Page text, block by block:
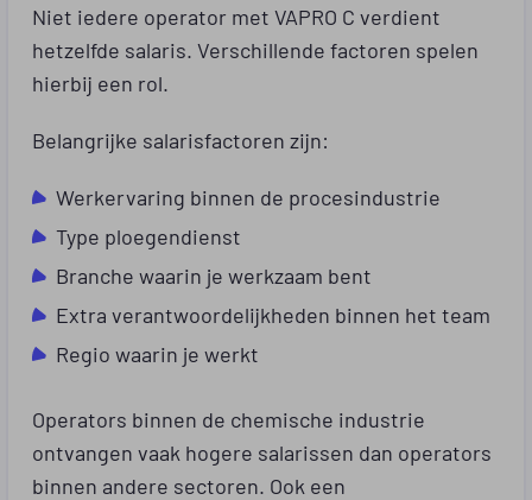
Niet iedere operator met VAPRO C verdient
hetzelfde salaris. Verschillende factoren spelen
hierbij een rol.
Belangrijke salarisfactoren zijn:
Werkervaring binnen de procesindustrie
Type ploegendienst
Branche waarin je werkzaam bent
Extra verantwoordelijkheden binnen het team
Regio waarin je werkt
Operators binnen de chemische industrie
ontvangen vaak hogere salarissen dan operators
binnen andere sectoren. Ook een